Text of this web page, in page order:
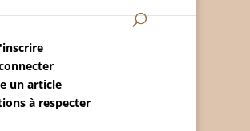
un article
à respecter